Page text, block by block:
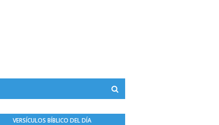
VERSÍCULOS BÍBLICO DEL DÍA